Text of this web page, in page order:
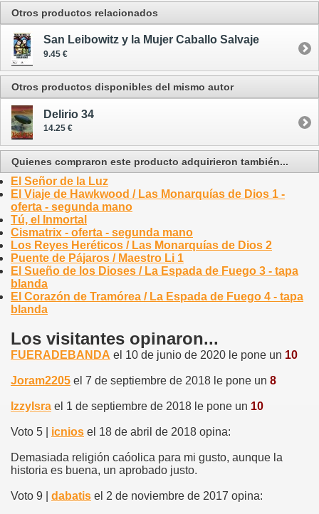
Otros productos relacionados
San Leibowitz y la Mujer Caballo Salvaje
9.45 €
Otros productos disponibles del mismo autor
Delirio 34
14.25 €
Quienes compraron este producto adquirieron también...
El Señor de la Luz
El Viaje de Hawkwood / Las Monarquías de Dios 1 -
oferta - segunda mano
Tú, el Inmortal
Cismatrix - oferta - segunda mano
Los Reyes Heréticos / Las Monarquías de Dios 2
Puente de Pájaros / Maestro Li 1
El Sueño de los Dioses / La Espada de Fuego 3 - tapa
blanda
El Corazón de Tramórea / La Espada de Fuego 4 - tapa
blanda
Los visitantes opinaron...
FUERADEBANDA el 10 de junio de 2020 le pone un 10
Joram2205 el 7 de septiembre de 2018 le pone un 8
IzzyIsra el 1 de septiembre de 2018 le pone un 10
Voto 5 | icnios el 18 de abril de 2018 opina:
Demasiada religión caóolica para mi gusto, aunque la
historia es buena, un aprobado justo.
Voto 9 | dabatis el 2 de noviembre de 2017 opina: